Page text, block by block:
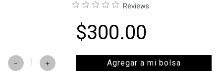
Reviews
$300.00
＋
－ Agregar a mi bolsa